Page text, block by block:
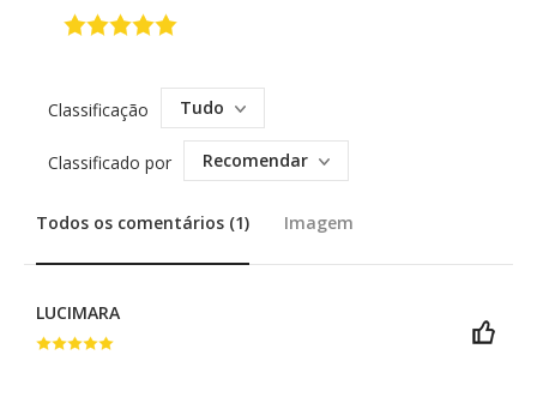
Classificação Tudo
Classificado por Recomendar
Todos os comentários (1) Imagem
LUCIMARA